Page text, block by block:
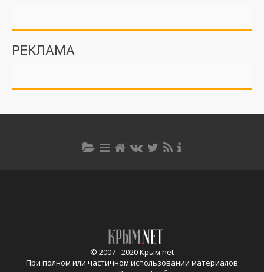
РЕКЛАМА
© 2007 - 2020 Крым.net
При полном или частичном использовании материалов